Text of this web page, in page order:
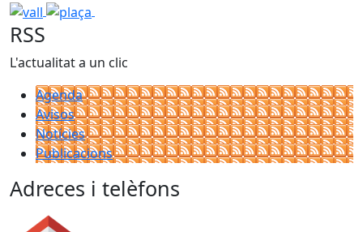
vall plaça
RSS
L'actualitat a un clic
Agenda
Avisos
Notícies
Publicacions
Adreces i telèfons